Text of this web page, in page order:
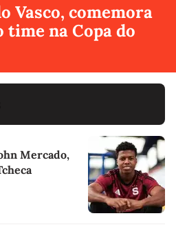
Vasco, comemora
time na Copa do
Mercado,